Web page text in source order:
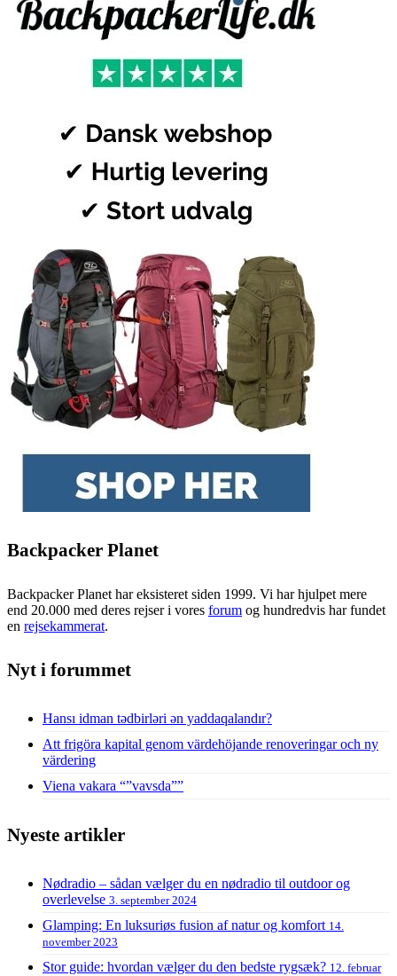
Backpacker Planet
Backpacker Planet har eksisteret siden 1999. Vi har hjulpet mere
end 20.000 med deres rejser i vores forum og hundredvis har fundet
en rejsekammerat.
Nyt i forummet
Hansı idman tədbirləri ən yaddaqalandır?
Att frigöra kapital genom värdehöjande renoveringar och ny
värdering
Viena vakara “”vavsda””
Nyeste artikler
Nødradio – sådan vælger du en nødradio til outdoor og
overlevelse 3. september 2024
Glamping: En luksuriøs fusion af natur og komfort 14.
november 2023
Stor guide: hvordan vælger du den bedste rygsæk? 12. februar